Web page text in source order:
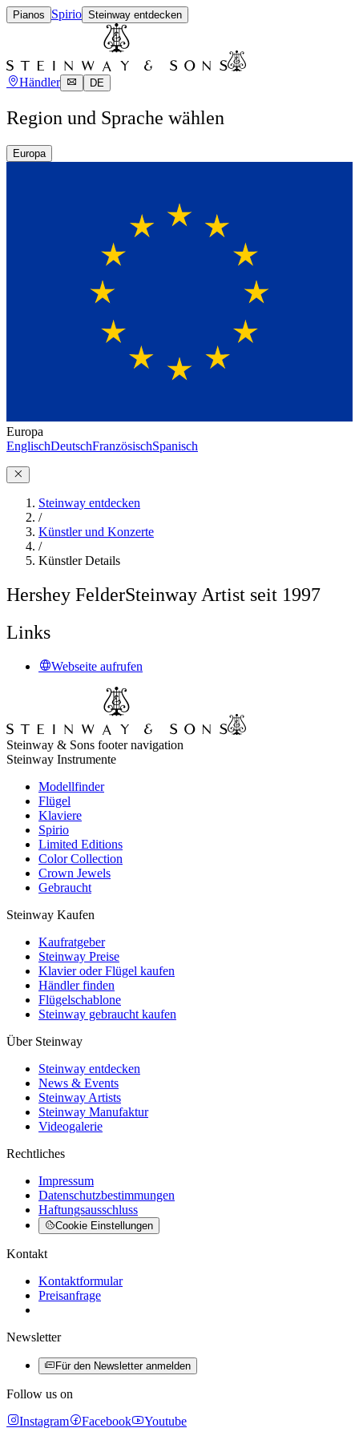
Pianos Spirio Steinway entdecken
Händler DE
Region und Sprache wählen
Europa
Europa
EnglischDeutschFranzösischSpanisch
Steinway entdecken
/
Künstler und Konzerte
/
Künstler Details
Hershey FelderSteinway Artist seit 1997
Links
Webseite aufrufen
Steinway & Sons footer navigation
Steinway Instrumente
Modellfinder
Flügel
Klaviere
Spirio
Limited Editions
Color Collection
Crown Jewels
Gebraucht
Steinway Kaufen
Kaufratgeber
Steinway Preise
Klavier oder Flügel kaufen
Händler finden
Flügelschablone
Steinway gebraucht kaufen
Über Steinway
Steinway entdecken
News & Events
Steinway Artists
Steinway Manufaktur
Videogalerie
Rechtliches
Impressum
Datenschutzbestimmungen
Haftungsausschluss
Cookie Einstellungen
Kontakt
Kontaktformular
Preisanfrage
Newsletter
Für den Newsletter anmelden
Follow us on
Instagram
Facebook Youtube